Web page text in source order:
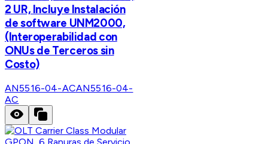
2 UR, Incluye Instalación
de software UNM2000,
(Interoperabilidad con
ONUs de Terceros sin
Costo)
AN5516-04-ACAN5516-04-
AC